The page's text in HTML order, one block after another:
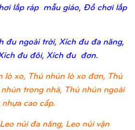
lắp ráp mẫu giáo, Đồ chơi lắp
đu ngoài trời, Xích đu đa năng,
đu đôi, Xích đu đơn.
lò xo, Thú nhún lò xo đơn, Thú
trong nhà, Thú nhún ngoài
cao cấp.
núi đa năng, Leo núi vận